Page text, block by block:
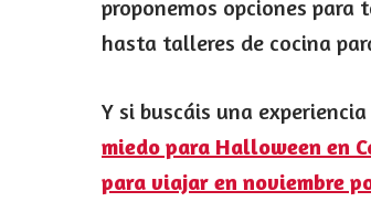
proponemos opciones para
hasta talleres de cocina
Y si buscáis una
miedo para Halloween en
para viajar en noviembre